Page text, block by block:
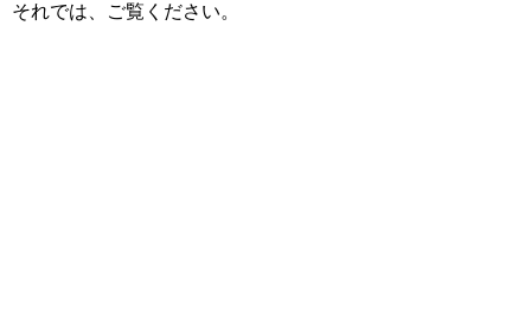
それでは、ご覧ください。